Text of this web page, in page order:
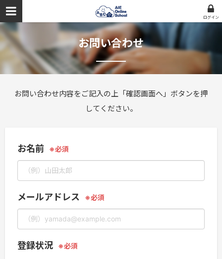
ログイン
お問い合わせ
お問い合わせ内容をご記入の上「確認画面へ」ボタンを押
してください。
お名前
メールアドレス
登録状況